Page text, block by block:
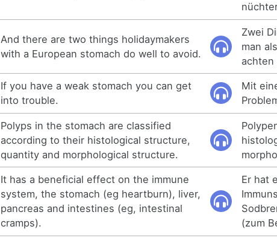
And there are two things holidaymakers
with a European stomach do well to avoid.
Zwei
man
achten
If you have a weak stomach you can get
into trouble.
Mit
Polyps in the stomach are classified
according to their histological structure,
quantity and morphological structure.
It has a beneficial effect on the immune
system, the stomach (eg heartburn), liver,
pancreas and intestines (eg, intestinal
cramps).
Er hat
(zum